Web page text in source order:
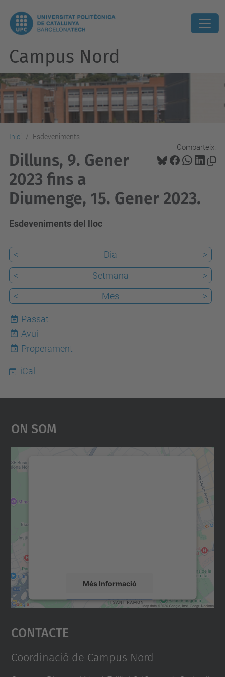
Campus Nord
Inici Esdeveniments
Comparteix:
Dilluns, 9. Gener
2023 fins a
Diumenge, 15. Gener 2023.
Esdeveniments del lloc
< Dia
>
<
Setmana
>
<
Mes >
Passat
6
Avui
Properament
iCal
On Som
Més Informació
Accepta
powered by
Contacte
Coordinació de Campus Nord